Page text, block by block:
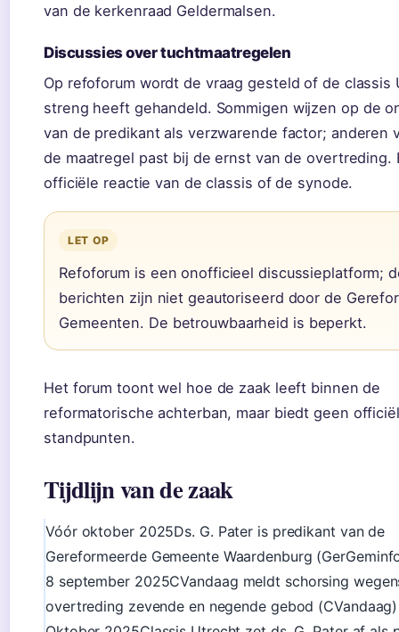
van de kerkenraad Geldermalsen.
Discussies over tuchtmaatregelen
Op refoforum wordt de vraag gesteld of de classis
streng heeft gehandeld. Sommigen wijzen op de
van de predikant als verzwarende factor; anderen
de maatregel past bij de ernst van de overtreding.
officiële reactie van de classis of de synode.
LET OP
Refoforum is een onofficieel discussieplatform;
berichten zijn niet geautoriseerd door de
Gemeenten. De betrouwbaarheid is beperkt.
Het forum toont wel hoe de zaak leeft binnen de
reformatorische achterban, maar biedt geen
standpunten.
Tijdlijn van de zaak
Vóór oktober 2025Ds. G. Pater is predikant van de
Gereformeerde Gemeente Waardenburg
8 september 2025CVandaag meldt schorsing
overtreding zevende en negende gebod (CVandaag)